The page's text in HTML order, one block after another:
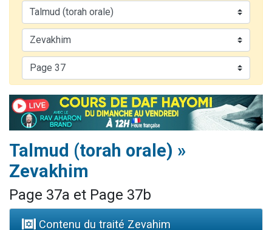
Il reste 49 places pour étudier en groupe sur Zoom
2 personnes viennent de nous rejoindre sur WhatsApp
53 personnes viennent de demander une bénédiction
Talmud (torah orale) »
Zevakhim
Page 37a et Page 37b
Contenu du traité Zevahim